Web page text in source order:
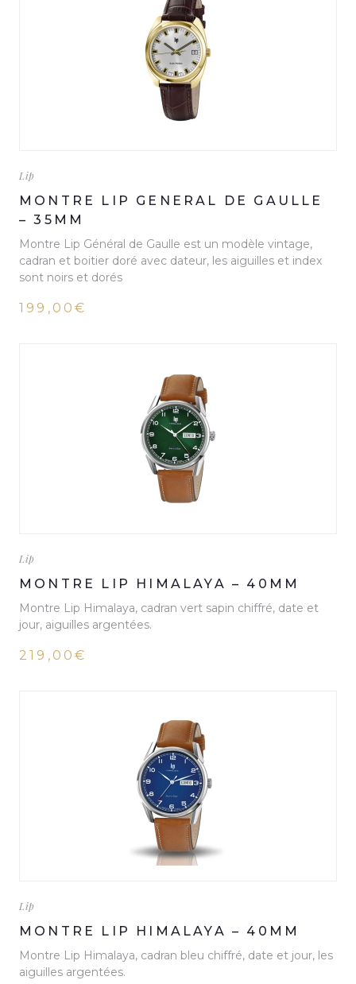
Lip
MONTRE LIP GENERAL DE GAULLE
– 35MM
Montre Lip Général de Gaulle est un modèle vintage,
cadran et boitier doré avec dateur, les aiguilles et index
sont noirs et dorés
199,00€
Lip
MONTRE LIP HIMALAYA – 40MM
Montre Lip Himalaya, cadran vert sapin chiffré, date et
jour, aiguilles argentées.
219,00€
Lip
MONTRE LIP HIMALAYA – 40MM
Montre Lip Himalaya, cadran bleu chiffré, date et jour, les
aiguilles argentées.